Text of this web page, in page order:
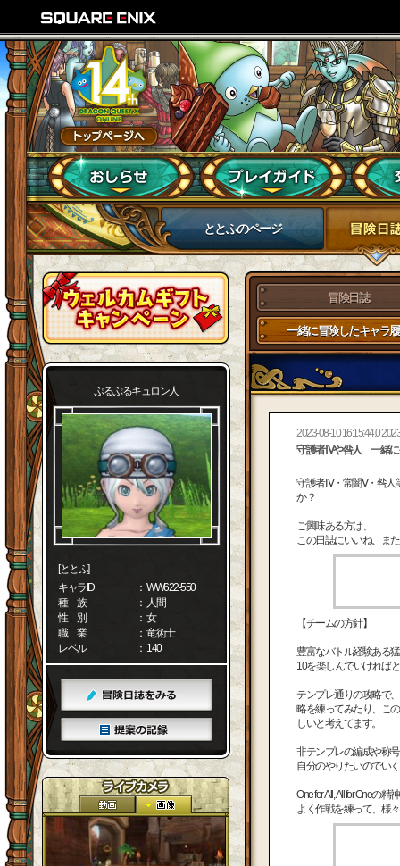
ととふのページ
ぷるぷるキュロン人
[ととふ]
キャラID
： WW622-550
種 族
： 人間
性 別
： 女
職 業
： 竜術士
レベル
： 140
冒険日誌
一緒に冒険したキャラ
2023-08-10 16:15:44.0
守護者Ⅳや咎人 一緒に
守護者Ⅳ・常闇Ⅴ・咎人
か？
ご興味ある方は、
この日誌にいいね、ま
【チームの方針】
豊富なバトル経験ある
10を楽しんでいければ
テンプレ通りの攻略で
略を練ってみたり、こ
しいと考えてます。
非テンプレの編成や称
自分のやりたいのでい
One for All, All for Oneの精
よく作戦を練って、様